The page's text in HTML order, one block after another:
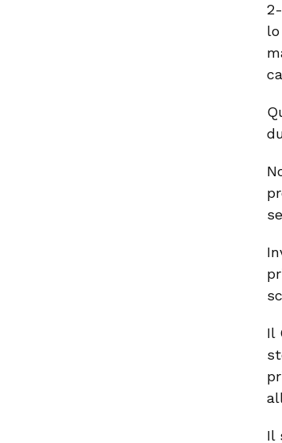
Il
Il